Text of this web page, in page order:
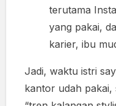
terutama
yang pakai,
karier, ibu
Jadi, waktu istri
kantor udah pakai,